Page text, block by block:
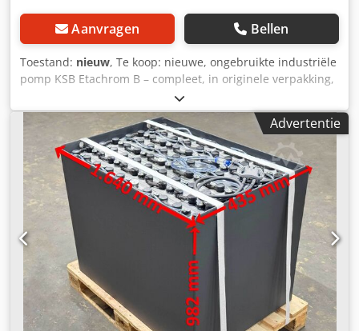
Aanvragen Bellen
Toestand: nieuw, Te koop: nieuwe, ongebruikte industriële
pomp KSB Etachrom B – compleet, in originele verpakking,
met fabrieksdocumentatie. De pomp is bedoeld voor
industriële en procesmatige toepassingen – hoogwaardige
uitvoering, geproduceerd in Duitsland. Technische
gegevens (volgens typeplaatje): Fabrikant: KSB Serie/type:
Etachrom B Capaciteit (Q): 18,0 m³/u Opvoerhoogte (H):
45,0 m Waaierdiameter: Ø 181 mm Toerental: 2904 tpm
Werkdruk: PN10 Medium viscositeit: 1,0 mm²/s Bouwjaar:
2023 Productie: Made in Germany Certificeringen: CE, EAC,
UKCA Staat: Nieuw – magazijnstaat Nooit in gebruik
geweest Originele kartonnen verpakking Gebruiks- en
montagehandleiding inbegrepen Dodoyhhqxjpfx Ahyeck
Staat zoals afgebeeld Toepassingen: industriële installaties
procestechnische systemen koelinstallaties, proceswater
ingenieurs- en productie-installaties
Advertentie